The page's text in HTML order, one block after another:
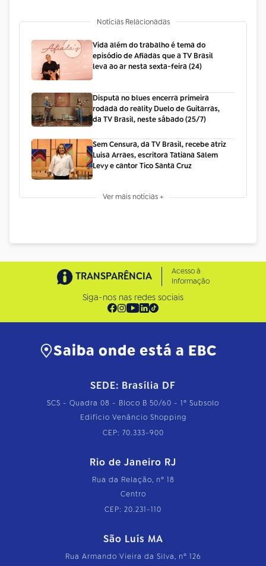
Notícias Relacionadas
Vida além do trabalho é tema do
episódio de Afiadas que a TV Brasil
leva ao ar nesta sexta-feira (24)
Disputa no blues encerra primeira
rodada do reality Duelo de Guitarras,
da TV Brasil, neste sábado (25/7)
Sem Censura, da TV Brasil, recebe atriz
Luisa Arraes, escritora Tatiana Salem
Levy e cantor Tico Santa Cruz
Ver mais notícias +
TRANSPARÊNCIA
Acesso à
Informação
Siga-nos nas redes sociais
Saiba onde está a EBC
SEDE: Brasília DF
SCS - Quadra 08 - Bloco B 50/60 - 1º Subsolo
Edifício Venâncio Shopping
CEP: 70.333-900
Rio de Janeiro RJ
Rua da Relação, nº 18
Centro
CEP: 20.231-110
São Luís MA
Rua Armando Vieira da Silva, nº 126